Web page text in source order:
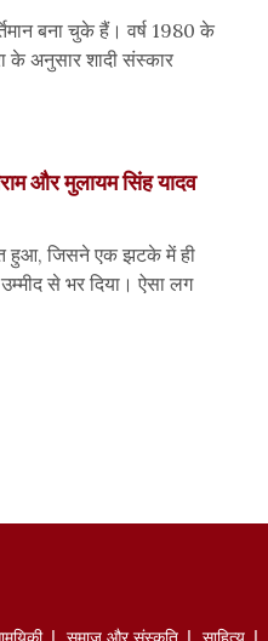
बना चुके हैं। वर्ष 1980 के
अनुसार शादी संस्कार
और मुलायम सिंह यादव
हुआ, जिसने एक झटके में ही
से भर दिया। ऐसा लग